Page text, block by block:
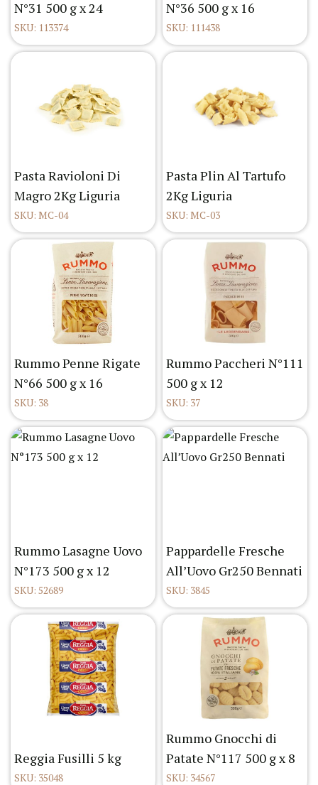
N°31 500 g x 24
SKU: 113374
N°36 500 g x 16
SKU: 111438
Pasta Ravioloni Di
Magro 2Kg Liguria
SKU: MC-04
Pasta Plin Al Tartufo
2Kg Liguria
SKU: MC-03
Rummo Penne Rigate
N°66 500 g x 16
SKU: 38
Rummo Paccheri N°111
500 g x 12
SKU: 37
Rummo Lasagne Uovo
N°173 500 g x 12
SKU: 52689
Pappardelle Fresche
All’Uovo Gr250 Bennati
SKU: 3845
Reggia Fusilli 5 kg
SKU: 35048
Rummo Gnocchi di
Patate N°117 500 g x 8
SKU: 34567